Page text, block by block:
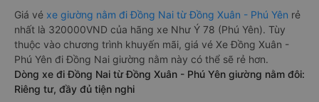
Giá vé xe giường nằm đi Đồng Nai từ Đồng Xuân - Phú Yên rẻ
nhất là 320000VND của hãng xe Như Ý 78 (Phú Yên). Tùy
thuộc vào chương trình khuyến mãi, giá vé Xe Đồng Xuân -
Phú Yên đi Đồng Nai giường nằm này có thể sẽ rẻ hơn.
Dòng xe đi Đồng Nai từ Đồng Xuân - Phú Yên giường nằm đôi:
Riêng tư, đầy đủ tiện nghi